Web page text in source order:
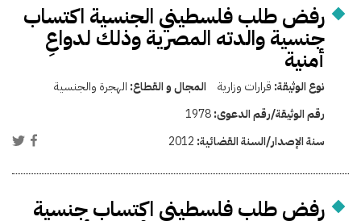
رفض طلب فلسطيني الجنسية اكتساب
جنسية والدته المصرية وذلك لدواعِ
أمنية
نوع الوثيقة: قرارات وزارية المجال و القطاع: الهجرة والجنسية
رقم الوثيقة/رقم الدعوى:1978
سنة الإصدار/السنة القضائية: 2012
رفض طلب فلسطيني اكتساب جنسية